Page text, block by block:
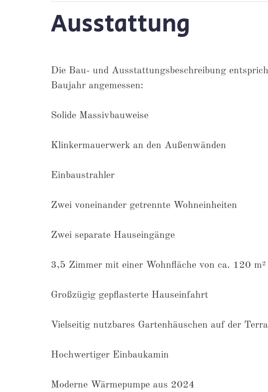
Ausstattung
Die Bau- und Ausstattungsbeschreibung
Baujahr angemessen:
Solide Massivbauweise
Klinkermauerwerk an den Außenwänden
Einbaustrahler
Zwei voneinander getrennte Wohneinheiten
Zwei separate Hauseingänge
3,5 Zimmer mit einer Wohnfläche von ca. 120 m²
Großzügig gepflasterte Hauseinfahrt
Vielseitig nutzbares Gartenhäuschen auf der
Hochwertiger Einbaukamin
Moderne Wärmepumpe aus 2024